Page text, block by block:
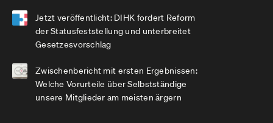
Jetzt veröffentlicht: DIHK fordert Reform
der Statusfeststellung und unterbreitet
Gesetzesvorschlag
Zwischenbericht mit ersten Ergebnissen:
Welche Vorurteile über Selbstständige
unsere Mitglieder am meisten ärgern